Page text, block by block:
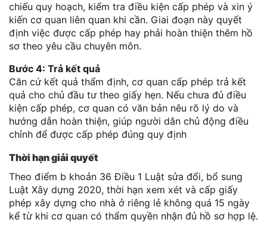
chiếu quy hoạch, kiểm tra điều kiện cấp phép và xin ý
kiến cơ quan liên quan khi cần. Giai đoạn này quyết
định việc được cấp phép hay phải hoàn thiện thêm hồ
sơ theo yêu cầu chuyên môn.
Bước 4: Trả kết quả
Căn cứ kết quả thẩm định, cơ quan cấp phép trả kết
quả cho chủ đầu tư theo giấy hẹn. Nếu chưa đủ điều
kiện cấp phép, cơ quan có văn bản nêu rõ lý do và
hướng dẫn hoàn thiện, giúp người dân chủ động điều
chỉnh để được cấp phép đúng quy định
Thời hạn giải quyết
Theo điểm b khoản 36 Điều 1 Luật sửa đổi, bổ sung
Luật Xây dựng 2020, thời hạn xem xét và cấp giấy
phép xây dựng cho nhà ở riêng lẻ không quá 15 ngày
kể từ khi cơ quan có thẩm quyền nhận đủ hồ sơ hợp lệ.